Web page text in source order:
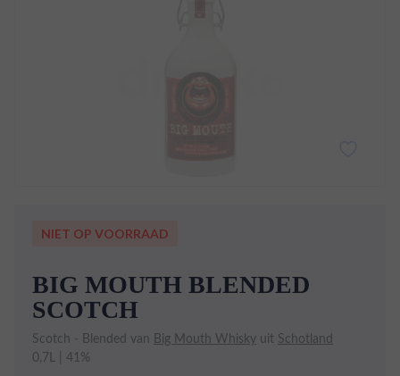
NIET OP VOORRAAD
BIG MOUTH BLENDED
SCOTCH
Scotch - Blended van Big Mouth Whisky uit Schotland
0,7L | 41%